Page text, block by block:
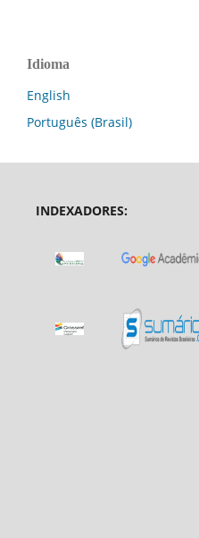
Idioma
English
Português (Brasil)
INDEXADORES: